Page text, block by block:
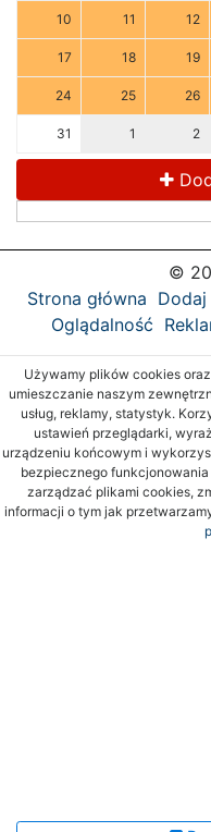
10 11 12
17 18 19
24 25 26
31 1 2
©
Strona główna
Oglądalność
Używamy plików cookies
umieszczanie naszym
usług, reklamy, statystyk.
ustawień przeglądarki,
urządzeniu końcowym i
bezpiecznego
zarządzać plikami cookies,
informacji o tym jak